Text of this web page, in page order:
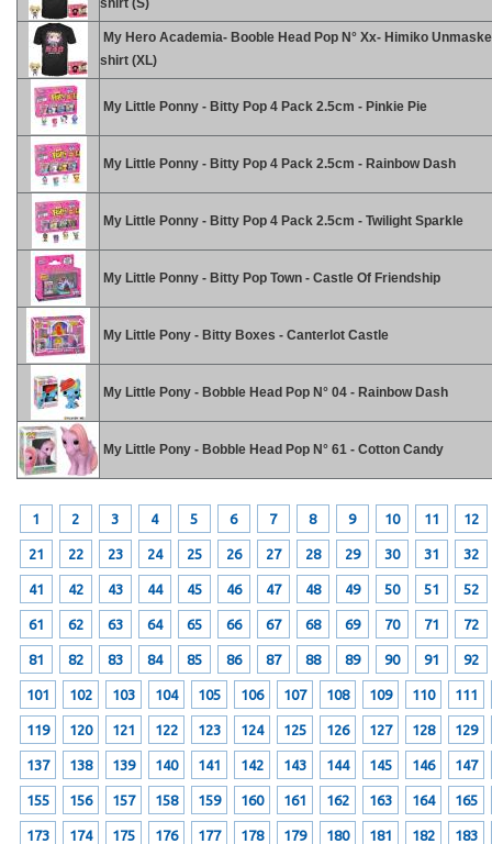
shirt (S)
My Hero Academia- Booble Head Pop N° Xx- Himiko
shirt (XL)
My Little Ponny - Bitty Pop 4 Pack 2.5cm - Pinkie Pie
My Little Ponny - Bitty Pop 4 Pack 2.5cm - Rainbow Dash
My Little Ponny - Bitty Pop 4 Pack 2.5cm - Twilight Sparkle
My Little Ponny - Bitty Pop Town - Castle Of Friendship
My Little Pony - Bitty Boxes - Canterlot Castle
My Little Pony - Bobble Head Pop N° 04 - Rainbow Dash
My Little Pony - Bobble Head Pop N° 61 - Cotton Candy
1 2 3 4 5 6 7 8 9 10 11 12
21 22 23 24 25 26 27 28 29 30 31 32
41 42 43 44 45 46 47 48 49 50 51 52
61 62 63 64 65 66 67 68 69 70 71 72
81 82 83 84 85 86 87 88 89 90 91 92
101 102 103 104 105 106 107 108 109 110 111
119 120 121 122 123 124 125 126 127 128 129
137 138 139 140 141 142 143 144 145 146 147
155 156 157 158 159 160 161 162 163 164 165
173 174 175 176 177 178 179 180 181 182 183